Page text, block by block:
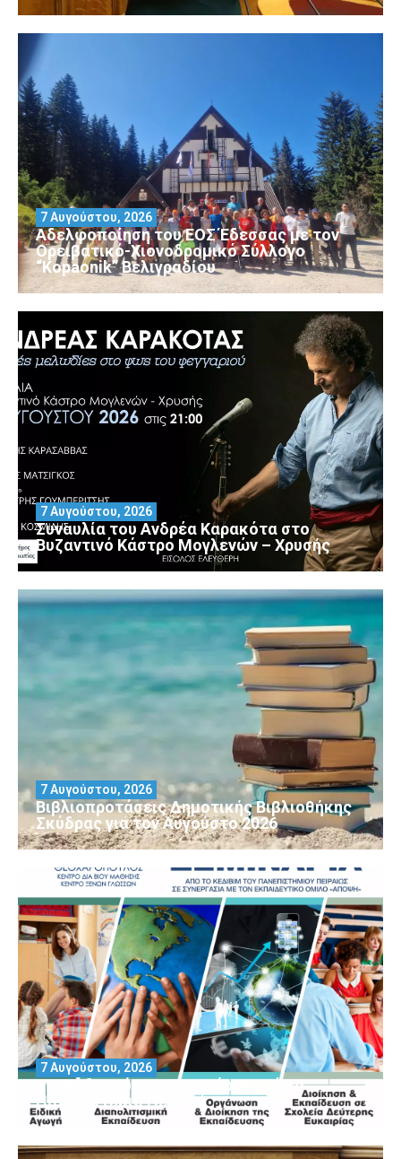
Αδελφοποίηση του ΕΟΣ Έδεσσας με τον
Ορειβατικό-Χιονοδρομικό Σύλλογο
“Kopaonik” Βελιγραδίου
7 Αυγούστου, 2026
Συναυλία του Ανδρέα Καρακότα στο
Βυζαντινό Κάστρο Μογλενών – Χρυσής
7 Αυγούστου, 2026
Βιβλιοπροτάσεις Δημοτικής Βιβλιοθήκης
Σκύδρας για τον Αύγούστο 2026
7 Αυγούστου, 2026
Μοριοδοτούμενα Σεμινάρια από το
Πανεπιστήμιο Πειραιά
7 Αυγούστου, 2026